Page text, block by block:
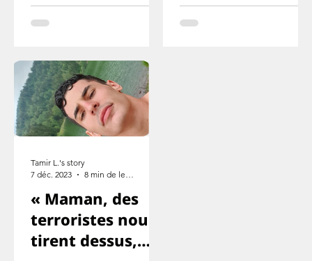
cette fois je ne
survivrai pas
quelque chose
comme ça
« Maman, des
terroristes nous
tirent dessus,
Tamir L.'s story
7 déc. 2023
8 min de lecture